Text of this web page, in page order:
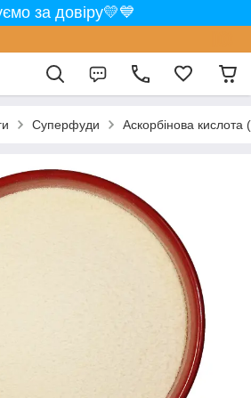
за довіру💛💙
Суперфуди Аскорбінова кислота